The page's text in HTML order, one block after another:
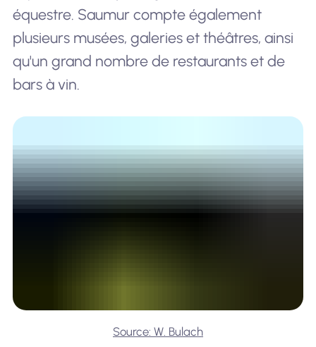
équestre. Saumur compte également
plusieurs musées, galeries et théâtres, ainsi
qu'un grand nombre de restaurants et de
bars à vin.
Source: W. Bulach